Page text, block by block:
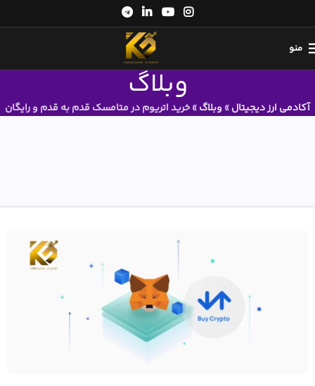
منو
وبلاگ
آکادمی ارز دیجیتال» وبلاگ»خرید اتریوم در متامسک قدم به قدم و رایگان